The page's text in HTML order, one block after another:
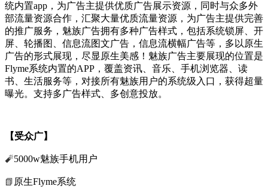
统内置app，为广告主提供优质广告展示资源，同时与众多外
部流量资源合作，汇聚大量优质流量资源，为广告主提供完善
的推广服务，魅族广告拥有多种广告样式，包括系统锁屏、开
屏、轮播图、信息流图文广告，信息流横幅广告等，多以原生
广告的形式展现，尽显原生美感！魅族广告主要展现的位置是
Flyme系统内置的APP，覆盖资讯、音乐、手机浏览器、读
书、生活服务等，对接所有魅族用户的系统级入口，获得超量
曝光。支持多广告样式、多创意投放。
【受众广】
🧨5000w魅族手机用户
📗原生Flyme系统